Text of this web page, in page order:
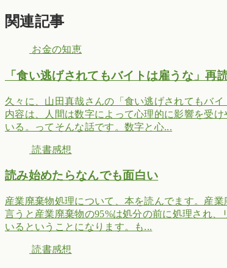
関連記事
お金の知恵
「食い逃げされてもバイトは雇うな」再
久々に、山田真哉さんの「食い逃げされてもバ
内容は、人間は数字によって心理的に影響を受
いる。ってそんな話です。数字と心...
読書感想
読み始めたらなんでも面白い
産業廃棄物処理について、本を読んでます。産
言うと産業廃棄物の95%は処分の前に処理され
いるということになります。も...
読書感想